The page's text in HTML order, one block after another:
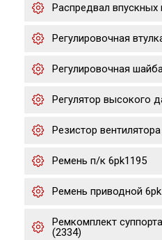
Распредвал впускных
Регулировочная
Регулировочная
Регулятор высокого
Резистор
Ремень п/к 6pk1195
Ремень приводной
Ремкомплект
(2334)